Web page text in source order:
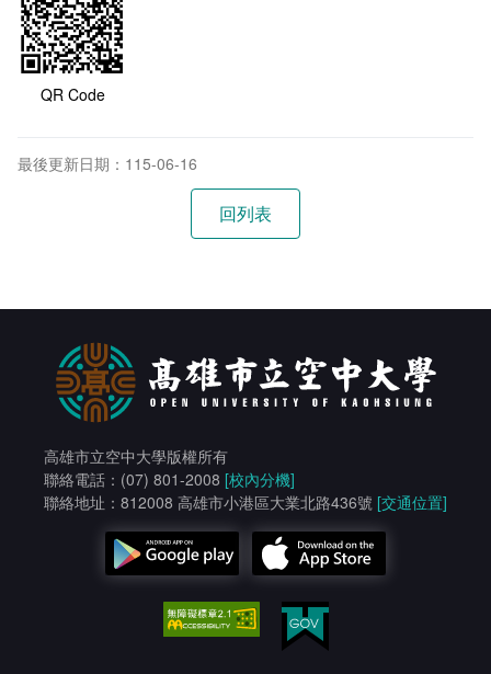
QR Code
最後更新日期：115-06-16
高雄市立空中大學版權所有
聯絡電話：(07) 801-2008 [校內分機]
聯絡地址：812008 高雄市小港區大業北路436號 [交通位置]